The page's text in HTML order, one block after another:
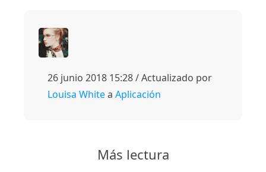
26 junio 2018 15:28 / Actualizado por
Louisa Whitea Aplicación
Más lectura